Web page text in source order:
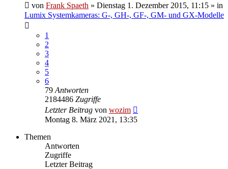
von Frank Spaeth » Dienstag 1. Dezember 2015, 11:15 » in
Lumix Systemkameras: G-, GH-, GF-, GM- und GX-Modelle
1
2
3
4
5
6
79 Antworten
2184486 Zugriffe
Letzter Beitrag von wozim
Montag 8. März 2021, 13:35
Themen
Antworten
Zugriffe
Letzter Beitrag